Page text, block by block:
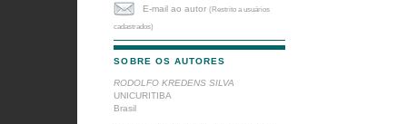
E-mail ao autor(Restrito a usuários
cadastrados)
SOBRE OS AUTORES
RODOLFO KREDENS SILVA
UNICURITIBA
Brasil